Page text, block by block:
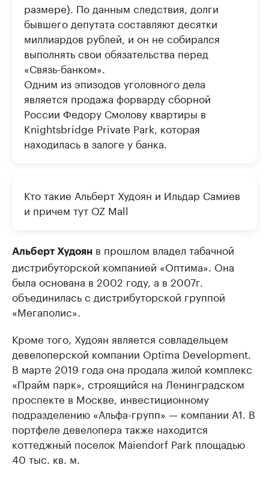
размере). По данным следствия, долги
бывшего депутата составляют десятки
миллиардов рублей, и он не собирался
выполнять свои обязательства перед
«Связь-банком».
Одним из эпизодов уголовного дела
является продажа форварду сборной
России Федору Смолову квартиры в
Knightsbridge Private Park, которая
находилась в залоге у банка.
Кто такие Альберт Худоян и Ильдар Самиев
и причем тут OZ Mall
Альберт Худоян в прошлом владел табачной
дистрибуторской компанией «Оптима». Она
была основана в 2002 году, а в 2007г.
объединилась с дистрибуторской группой
«Мегаполис».
Кроме того, Худоян является совладельцем
девелоперской компании Optima Development.
В марте 2019 года она продала жилой комплекс
«Прайм парк», строящийся на Ленинградском
проспекте в Москве, инвестиционному
подразделению «Альфа-групп» — компании А1. В
портфеле девелопера также находится
коттеджный поселок Maiendorf Park площадью
40 тыс. кв. м.